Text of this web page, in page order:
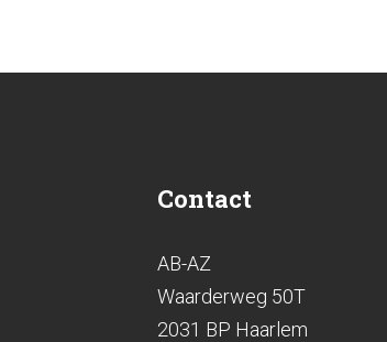
Contact
AB-AZ
Waarderweg 50T
2031 BP Haarlem